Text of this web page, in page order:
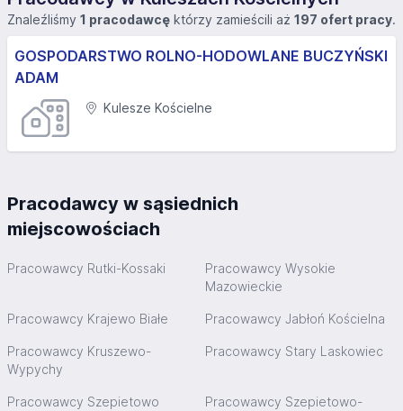
Znaleźliśmy 1 pracodawcę którzy zamieścili aż 197 ofert pracy.
GOSPODARSTWO ROLNO-HODOWLANE BUCZYŃSKI
ADAM
Kulesze Kościelne
Pracodawcy w sąsiednich
miejscowościach
Pracowawcy Rutki-Kossaki
Pracowawcy Wysokie
Mazowieckie
Pracowawcy Krajewo Białe Pracowawcy Jabłoń Kościelna
Pracowawcy Kruszewo-
Wypychy
Pracowawcy Stary Laskowiec
Pracowawcy Szepietowo
Pracowawcy Szepietowo-